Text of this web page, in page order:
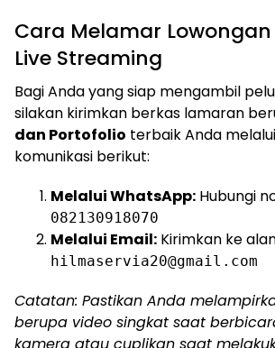
Cara Melamar
Live Streaming
Bagi Anda yang siap mengambil
silakan kirimkan berkas lamaran
dan Portofolio terbaik Anda
komunikasi berikut:
Melalui WhatsApp: Hubungi
082130918070
Melalui Email: Kirimkan ke
hilmaservia20@gmail.com
Catatan: Pastikan Anda
berupa video singkat saat
kamera atau cuplikan saat